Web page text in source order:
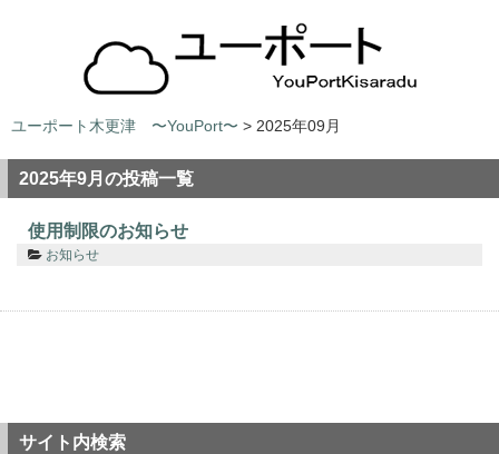
ユーポート木更津 〜YouPort〜 > 2025年09月
2025年9月の投稿一覧
使用制限のお知らせ
お知らせ
サイト内検索